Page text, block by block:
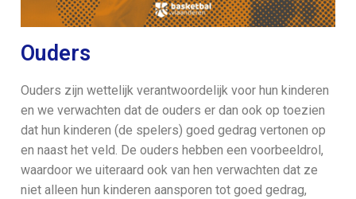
Ouders
Ouders zijn wettelijk verantwoordelijk voor hun kinderen
en we verwachten dat de ouders er dan ook op toezien
dat hun kinderen (de spelers) goed gedrag vertonen op
en naast het veld. De ouders hebben een voorbeeldrol,
waardoor we uiteraard ook van hen verwachten dat ze
niet alleen hun kinderen aansporen tot goed gedrag,